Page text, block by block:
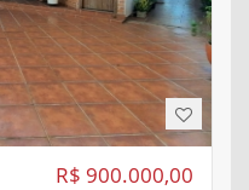
R$ 900.000,00